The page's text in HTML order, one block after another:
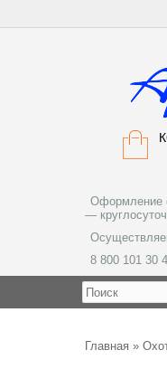
Оформление
—
8 800 101 30
Главная »